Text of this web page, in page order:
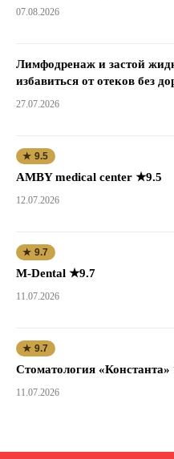
07.08.2026
Лимфодренаж и застой
избавиться от отеков без
27.07.2026
★ 9.5
AMBY medical center ★9.5
12.07.2026
★ 9.7
M-Dental ★9.7
11.07.2026
★ 9.7
Стоматология
11.07.2026